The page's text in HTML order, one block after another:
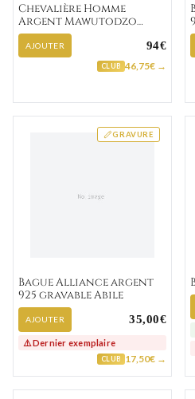
Chevalière Homme
Argent Mawutodzo
Lapidé Brossé
AJOUTER 94€
CLUB 46,75€ →
GRAVURE
Bague Alliance argent
925 gravable Abile
AJOUTER 35,00€
⚠️ Dernier exemplaire
CLUB 17,50€ →